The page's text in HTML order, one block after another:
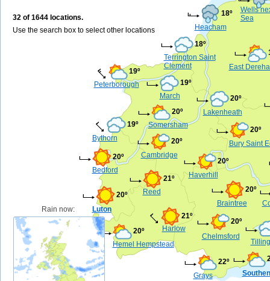
32 of 1644 locations.
Use the search box to select other locations
Luton
20º
Peterborough
19º
Cambridge
20º
Chelmsford
20º
Bedford
20º
Harlow
21º
Hemel Hempstead
20º
Grays
22º
Braintree
20º
Bury Saint
20º
Haverhill
20º
March
19º
East
Lakenheath
20º
Heacham
18º
Somersham
20º
Terrington Saint
Clement
18º
Wells
Sea
Reed
21º
Bythorn
19º
Rain now: